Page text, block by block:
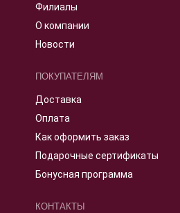
Филиалы
О компании
Новости
ПОКУПАТЕЛЯМ
Доставка
Оплата
Как оформить заказ
Подарочные сертификаты
Бонусная программа
КОНТАКТЫ